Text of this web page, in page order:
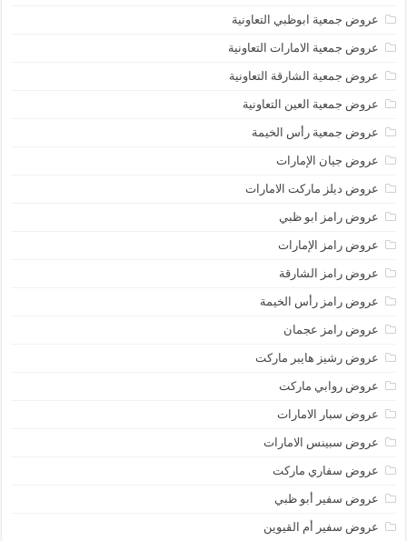
عروض جمعية ابوظبي التعاونية
عروض جمعية الامارات التعاونية
عروض جمعية الشارقة التعاونية
عروض جمعية العين التعاونية
عروض جمعية رأس الخيمة
عروض جيان الإمارات
عروض ديلز ماركت الامارات
عروض رامز ابو ظبي
عروض رامز الإمارات
عروض رامز الشارقة
عروض رامز رأس الخيمة
عروض رامز عجمان
عروض رشيز هايبر ماركت
عروض روابي ماركت
عروض سبار الامارات
عروض سبينس الامارات
عروض سفاري ماركت
عروض سفير أبو ظبي
عروض سفير أم القيوين